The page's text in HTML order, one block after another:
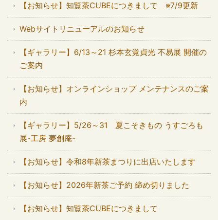
【お知らせ】知覧茶CUBEにつきまして ※7/9更新
Webサイトリニューアルのお知らせ
【ギャラリー】6/13～21 杉本玄覚貞光 不易展 開催の
ご案内
【お知らせ】オンラインショップ メンテナンスのご案
内
【ギャラリー】5/26～31 夏こそきもの うすごろも
展-工房 夢創庵-
【お知らせ】令和8年新茶まつりに出店いたします
【お知らせ】2026年新茶ご予約 締め切りました
【お知らせ】知覧茶CUBEにつきまして